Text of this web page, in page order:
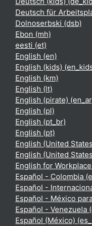
Deutsch für
Dolnoserbski ‎(dsb)‎
Ebon ‎(mh)‎
eesti ‎(et)‎
English ‎(en)‎
English (kids)
English ‎(km)‎
English ‎(lt)‎
English (pirate)
English ‎(pl)‎
English ‎(pt_br)‎
English ‎(pt)‎
English (United
English (United
English for
Español - Colombia
Español -
Español - México
Español - Venezuela
Español (México)